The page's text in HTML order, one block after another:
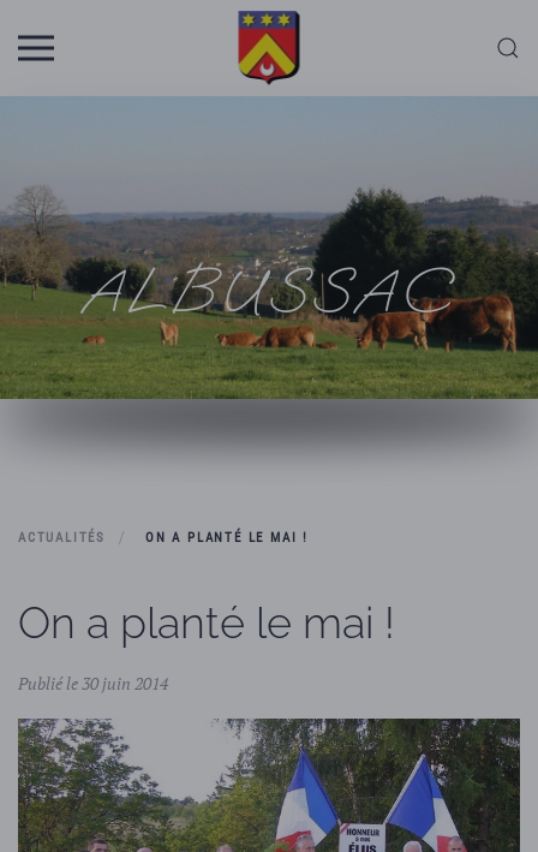
Skip to main content
ALBUSSAC
ACTUALITÉS ON A PLANTÉ LE MAI !
On a planté le mai !
Publié le 30 juin 2014